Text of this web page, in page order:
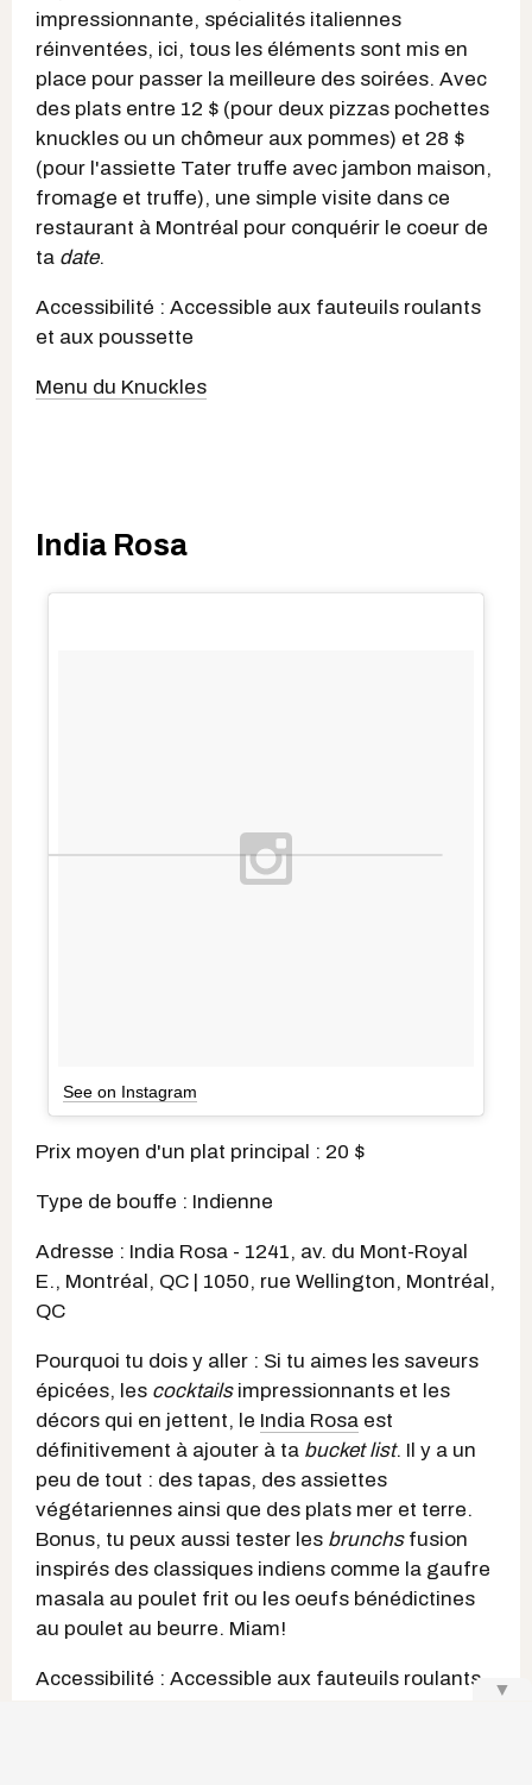
impressionnante, spécialités italiennes
réinventées, ici, tous les éléments sont mis en
place pour passer la meilleure des soirées. Avec
des plats entre 12 $ (pour deux pizzas pochettes
knuckles ou un chômeur aux pommes) et 28 $
(pour l'assiette Tater truffe avec jambon maison,
fromage et truffe), une simple visite dans ce
restaurant à Montréal pour conquérir le coeur de
ta date.
Accessibilité : Accessible aux fauteuils roulants
et aux poussette
Menu du Knuckles
India Rosa
See on Instagram
Prix moyen d'un plat principal : 20 $
Type de bouffe : Indienne
Adresse : India Rosa - 1241, av. du Mont-Royal
E., Montréal, QC | 1050, rue Wellington, Montréal,
QC
Pourquoi tu dois y aller : Si tu aimes les saveurs
épicées, les cocktailsimpressionnants et les
décors qui en jettent, le India Rosa est
définitivement à ajouter à ta bucket list. Il y a un
peu de tout : des tapas, des assiettes
végétariennes ainsi que des plats mer et terre.
Bonus, tu peux aussi tester les brunchs fusion
inspirés des classiques indiens comme la gaufre
masala au poulet frit ou les oeufs bénédictines
au poulet au beurre. Miam!
Accessibilité : Accessible aux fauteuils roulants
▼